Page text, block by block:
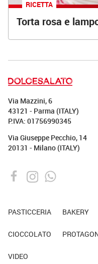
RICETTA
Torta rosa e
Via Mazzini, 6
43121 - Parma (ITALY)
P.IVA: 01756990345
Via Giuseppe Pecchio, 14
20131 - Milano (ITALY)
PASTICCERIA BAKERY
CIOCCOLATO
VIDEO